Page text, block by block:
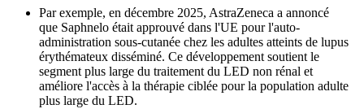
Par exemple, en décembre 2025, AstraZeneca a annoncé
que Saphnelo était approuvé dans l'UE pour l'auto-
administration sous-cutanée chez les adultes atteints de lupus
érythémateux disséminé. Ce développement soutient le
segment plus large du traitement du LED non rénal et
améliore l'accès à la thérapie ciblée pour la population adulte
plus large du LED.